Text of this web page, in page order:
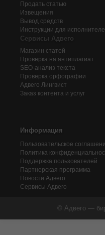
Продать статью
Извещения
Вывод средств
Инструкции для
Сервисы Адвего
Магазин статей
Проверка на антиплагиат
SEO-анализ текста
Проверка орфографии
Адвего Лингвист
Заказ контента и услуг
Информация
Пользовательское
Политика
Поддержка пользователей
Партнерская программа
Новости Адвего
Сервисы Адвего
© Адвего —